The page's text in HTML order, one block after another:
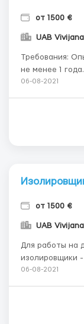
от 1500 €
UAB Vivijana
Требования: Опыт работы практикующим отделочником
не менее 1 года. Работа с оформлением коттеджей и
жилых домов. Обязанности: уметь выполнять работы
качественно
06-08-2021
от 1500 €
UAB Vivijana
Для работы на
изолировщики
промышленных объектах.
06-08-2021